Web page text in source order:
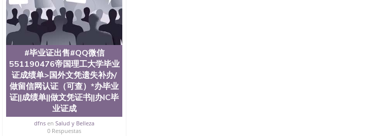
#毕业证出售#QQ微信
551190476帝国理工大学毕业
证成绩单>国外文凭遗失补办/
做留信网认证（可查）*办毕业
证||成绩单||做文凭证书||办IC毕
业证成
dfns enSalud y Belleza
0 Respuestas